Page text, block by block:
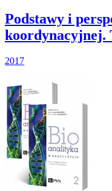
Podstawy i
koordynacyjnej.
2017